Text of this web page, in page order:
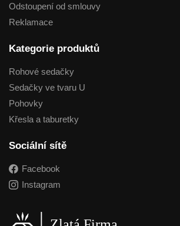
Odstoupení od smlouvy
Reklamace
Kategorie produktů
Rohové sedačky
Sedačky ve tvaru U
Pohovky
Křesla a taburetky
Sociální sítě
Facebook
Instagram